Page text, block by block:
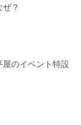
？
のイベント特設